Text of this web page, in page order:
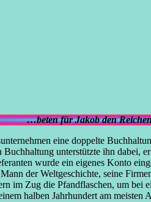
…beten für Jakob den
eine doppelte
unterstützte ihn dabei,
wurde ein eigenes Konto
der Weltgeschichte, seine
im Zug die Pfandflaschen, um bei
halben Jahrhundert am meisten